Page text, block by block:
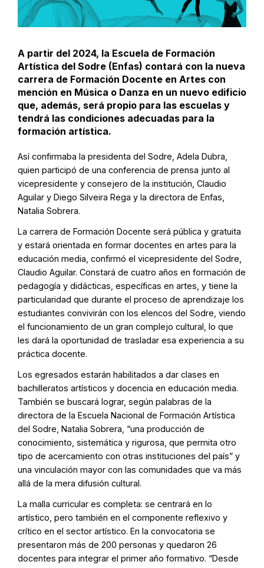
A partir del 2024, la Escuela de Formación
Artística del Sodre (Enfas) contará con la nueva
carrera de Formación Docente en Artes con
mención en Música o Danza en un nuevo edificio
que, además, será propio para las escuelas y
tendrá las condiciones adecuadas para la
formación artística.
Así confirmaba la presidenta del Sodre, Adela Dubra,
quien participó de una conferencia de prensa junto al
vicepresidente y consejero de la institución, Claudio
Aguilar y Diego Silveira Rega y la directora de Enfas,
Natalia Sobrera.
La carrera de Formación Docente será pública y gratuita
y estará orientada en formar docentes en artes para la
educación media, confirmó el vicepresidente del Sodre,
Claudio Aguilar. Constará de cuatro años en formación de
pedagogía y didácticas, específicas en artes, y tiene la
particularidad que durante el proceso de aprendizaje los
estudiantes convivirán con los elencos del Sodre, viendo
el funcionamiento de un gran complejo cultural, lo que
les dará la oportunidad de trasladar esa experiencia a su
práctica docente.
Los egresados estarán habilitados a dar clases en
bachilleratos artísticos y docencia en educación media.
También se buscará lograr, según palabras de la
directora de la Escuela Nacional de Formación Artística
del Sodre, Natalia Sobrera, “una producción de
conocimiento, sistemática y rigurosa, que permita otro
tipo de acercamiento con otras instituciones del país” y
una vinculación mayor con las comunidades que va más
allá de la mera difusión cultural.
La malla curricular es completa: se centrará en lo
artístico, pero también en el componente reflexivo y
crítico en el sector artístico. En la convocatoria se
presentaron más de 200 personas y quedaron 26
docentes para integrar el primer año formativo. “Desde